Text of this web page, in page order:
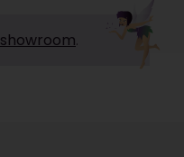
showroom.